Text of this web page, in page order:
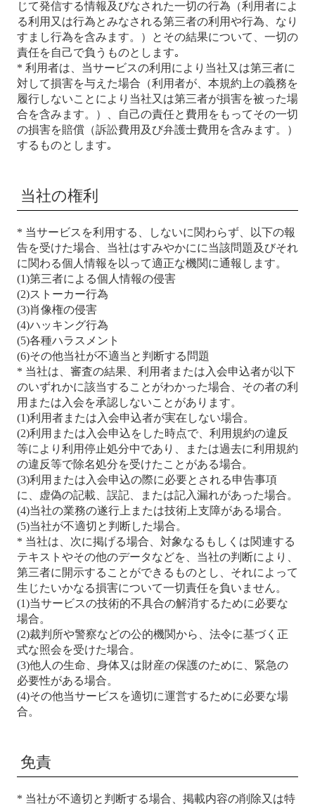
じて発信する情報及びなされた一切の行為（利用者によ
る利用又は行為とみなされる第三者の利用や行為、なり
すまし行為を含みます。）とその結果について、一切の
責任を自己で負うものとします｡
* 利用者は、当サービスの利用により当社又は第三者に
対して損害を与えた場合（利用者が、本規約上の義務を
履行しないことにより当社又は第三者が損害を被った場
合を含みます。）、自己の責任と費用をもってその一切
の損害を賠償（訴訟費用及び弁護士費用を含みます。）
するものとします｡
当社の権利
* 当サービスを利用する、しないに関わらず、以下の報
告を受けた場合、当社はすみやかにに当該問題及びそれ
に関わる個人情報を以って適正な機関に通報します。
(1)第三者による個人情報の侵害
(2)ストーカー行為
(3)肖像権の侵害
(4)ハッキング行為
(5)各種ハラスメント
(6)その他当社が不適当と判断する問題
* 当社は、審査の結果、利用者または入会申込者が以下
のいずれかに該当することがわかった場合、その者の利
用または入会を承認しないことがあります。
(1)利用者または入会申込者が実在しない場合。
(2)利用または入会申込をした時点で、利用規約の違反
等により利用停止処分中であり、または過去に利用規約
の違反等で除名処分を受けたことがある場合。
(3)利用または入会申込の際に必要とされる申告事項
に、虚偽の記載、誤記、または記入漏れがあった場合。
(4)当社の業務の遂行上または技術上支障がある場合。
(5)当社が不適切と判断した場合。
* 当社は、次に掲げる場合、対象なるもしくは関連する
テキストやその他のデータなどを、当社の判断により、
第三者に開示することができるものとし、それによって
生じたいかなる損害について一切責任を負いません。
(1)当サービスの技術的不具合の解消するために必要な
場合。
(2)裁判所や警察などの公的機関から、法令に基づく正
式な照会を受けた場合。
(3)他人の生命、身体又は財産の保護のために、緊急の
必要性がある場合。
(4)その他当サービスを適切に運営するために必要な場
合。
免責
* 当社が不適切と判断する場合、掲載内容の削除又は特